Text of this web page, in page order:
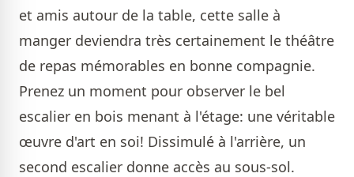
et amis autour de la table, cette salle à
manger deviendra très certainement le théâtre
de repas mémorables en bonne compagnie.
Prenez un moment pour observer le bel
escalier en bois menant à l'étage: une véritable
œuvre d'art en soi! Dissimulé à l'arrière, un
second escalier donne accès au sous-sol.